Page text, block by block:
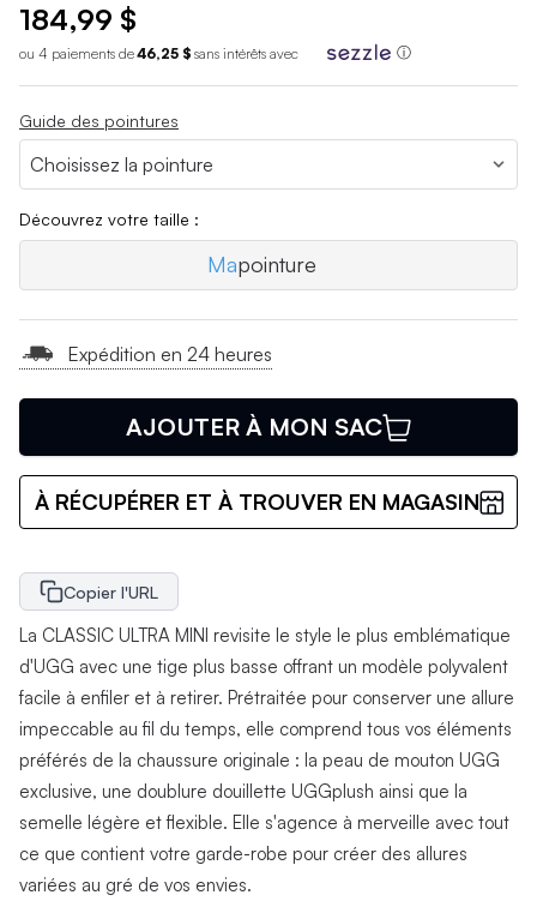
184,99 $
ou 4 paiements de46,25 $ sans intérêts avec ⓘ
Guide des pointures
Découvrez votre taille :
Mapointure
Expédition en 24 heures
AJOUTER À MON SAC
À RÉCUPÉRER ET À TROUVER EN MAGASIN
Copier l'URL
La CLASSIC ULTRA MINI revisite le style le plus emblématique
d'UGG avec une tige plus basse offrant un modèle polyvalent
facile à enfiler et à retirer. Prétraitée pour conserver une allure
impeccable au fil du temps, elle comprend tous vos éléments
préférés de la chaussure originale : la peau de mouton UGG
exclusive, une doublure douillette UGGplush ainsi que la
semelle légère et flexible. Elle s'agence à merveille avec tout
ce que contient votre garde-robe pour créer des allures
variées au gré de vos envies.